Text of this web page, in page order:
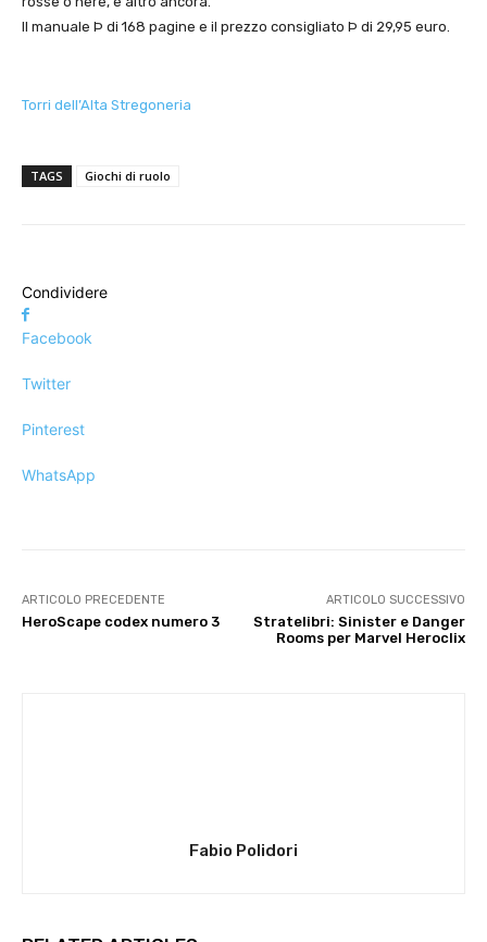
Il manuale Þ di 168 pagine e il prezzo consigliato Þ di 29,95 euro.
Torri dell’Alta Stregoneria
TAGS Giochi di ruolo
Condividere
Facebook
Twitter
Pinterest
WhatsApp
ARTICOLO PRECEDENTE
HeroScape codex numero 3
ARTICOLO SUCCESSIVO
Stratelibri: Sinister e Danger
Rooms per Marvel Heroclix
Fabio Polidori